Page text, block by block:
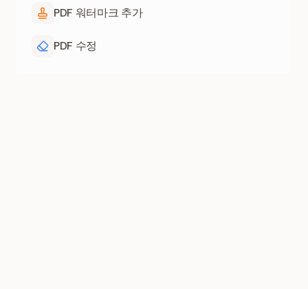
PDF 워터마크 추가
PDF 수정